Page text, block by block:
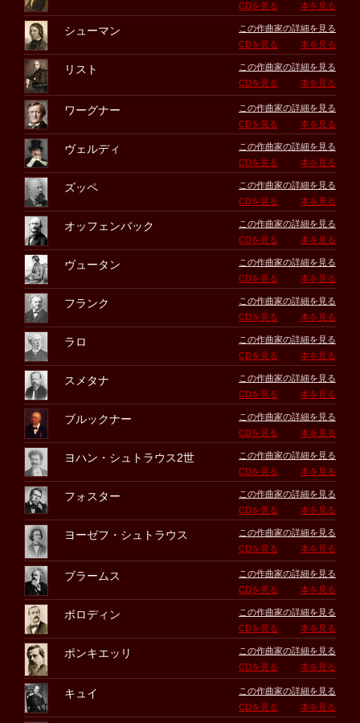
CDを見る
本を見る
シューマン
この作曲家の詳細を見る
CDを見る
本を見る
リスト
この作曲家の詳細を見る
CDを見る
本を見る
ワーグナー
この作曲家の詳細を見る
CDを見る
本を見る
ヴェルディ
この作曲家の詳細を見る
CDを見る
本を見る
ズッペ
この作曲家の詳細を見る
CDを見る
本を見る
オッフェンバック
この作曲家の詳細を見る
CDを見る
本を見る
ヴュータン
この作曲家の詳細を見る
CDを見る
本を見る
フランク
この作曲家の詳細を見る
CDを見る
本を見る
ラロ
この作曲家の詳細を見る
CDを見る
本を見る
スメタナ
この作曲家の詳細を見る
CDを見る
本を見る
ブルックナー
この作曲家の詳細を見る
CDを見る
本を見る
ヨハン・シュトラウス2世
この作曲家の詳細を見る
CDを見る
本を見る
フォスター
この作曲家の詳細を見る
CDを見る
本を見る
ヨーゼフ・シュトラウス
この作曲家の詳細を見る
CDを見る
本を見る
ブラームス
この作曲家の詳細を見る
CDを見る
本を見る
ボロディン
この作曲家の詳細を見る
CDを見る
本を見る
ポンキエッリ
この作曲家の詳細を見る
CDを見る
本を見る
キュイ
この作曲家の詳細を見る
CDを見る
本を見る